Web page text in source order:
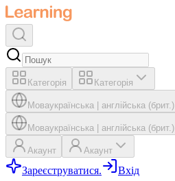
Категорія Категорія
Моваукраїнська англійська (брит.)
Моваукраїнська англійська (брит.)
Акаунт Акаунт
Зареєструватися. Вхід